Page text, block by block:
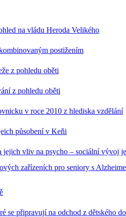
na vládu Heroda Velikého
postižením
z pohledu oběti
z pohledu oběti
v roce 2010 z hlediska vzdělání
působení v Keňi
jejich vliv na psycho – sociální vývoj
zařízeních pro seniory s
se připravují na odchod z dětského